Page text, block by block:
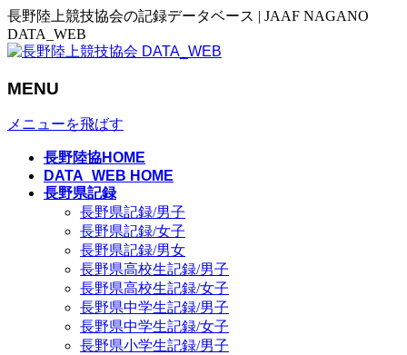
長野陸上競技協会の記録データベース | JAAF NAGANO
DATA_WEB
MENU
メニューを飛ばす
長野陸協HOME
DATA_WEB HOME
長野県記録
長野県記録/男子
長野県記録/女子
長野県記録/男女
長野県高校生記録/男子
長野県高校生記録/女子
長野県中学生記録/男子
長野県中学生記録/女子
長野県小学生記録/男子